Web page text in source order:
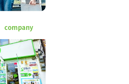
company